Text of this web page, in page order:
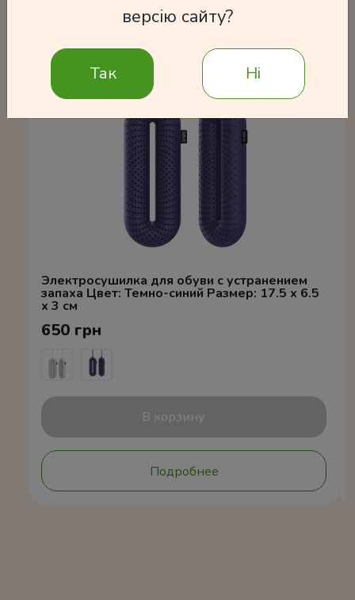
Электросушилка для обуви с устранением
запаха Цвет: Темно-синий Размер: 17.5 x 6.5
x 3 см
650 грн
В корзину
Подробнее
версію сайту?
Так Ні